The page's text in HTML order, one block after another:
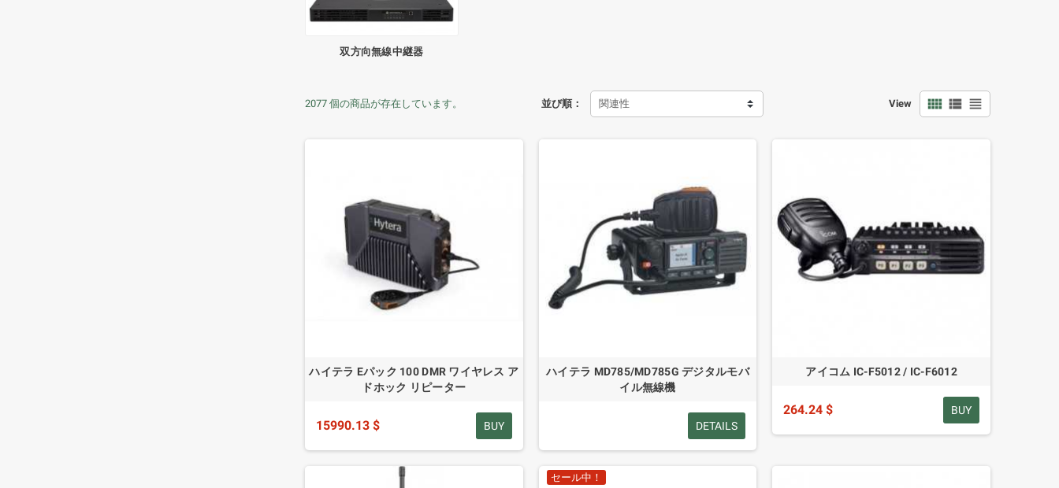
双方向無線中継器
並び順： 関連性 View view_comfy view_list view_headline
2077 個の商品が存在しています。
ハイテラ Eパック 100 DMR ワイヤレス ア
ドホック リピーター
15990.13 $ BUY
ハイテラ MD785/MD785G デジタルモバ
イル無線機
DETAILS
アイコム IC-F5012 / IC-F6012
264.24 $ BUY
セール中！